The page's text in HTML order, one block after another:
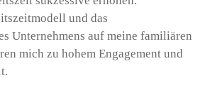
und das
Unternehmens auf meine familiären
mich zu hohem Engagement und